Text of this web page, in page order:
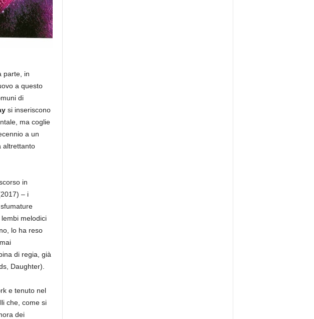
parte, in
a questo
di
si inseriscono
ma coglie
a un
altrettanto
in
– i
melodici
lo ha reso
di regia, già
Daughter).
e tenuto nel
che, come si
dei